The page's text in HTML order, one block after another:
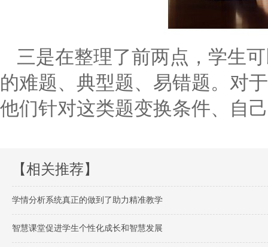
三是在整理了前两点，学生
的难题、典型题、易错题。对
他们针对这类题变换条件、自
【相关推荐】
学情分析系统真正的做到了助力精准教学
智慧课堂促进学生个性化成长和智慧发展